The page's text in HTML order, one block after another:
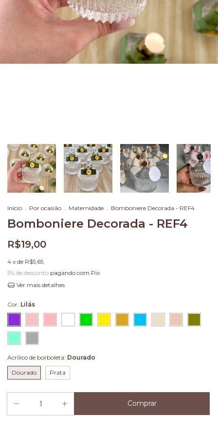
Início . Por ocasião . Maternidade . Bomboniere Decorada - REF4
Bomboniere Decorada - REF4
R$19,00
4 x de R$5,65
5% de desconto pagando com Pix
Ver mais detalhes
Cor: Lilás
Acrílico de borboleta: Dourado
Dourado Prata